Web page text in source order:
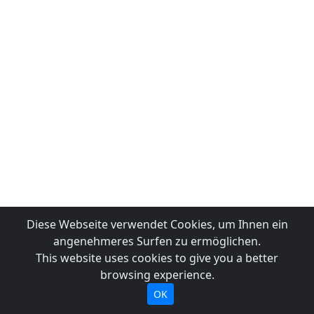
Diese Webseite verwendet Cookies, um Ihnen ein
angenehmeres Surfen zu ermöglichen.
This website uses cookies to give you a better
browsing experience.
OK